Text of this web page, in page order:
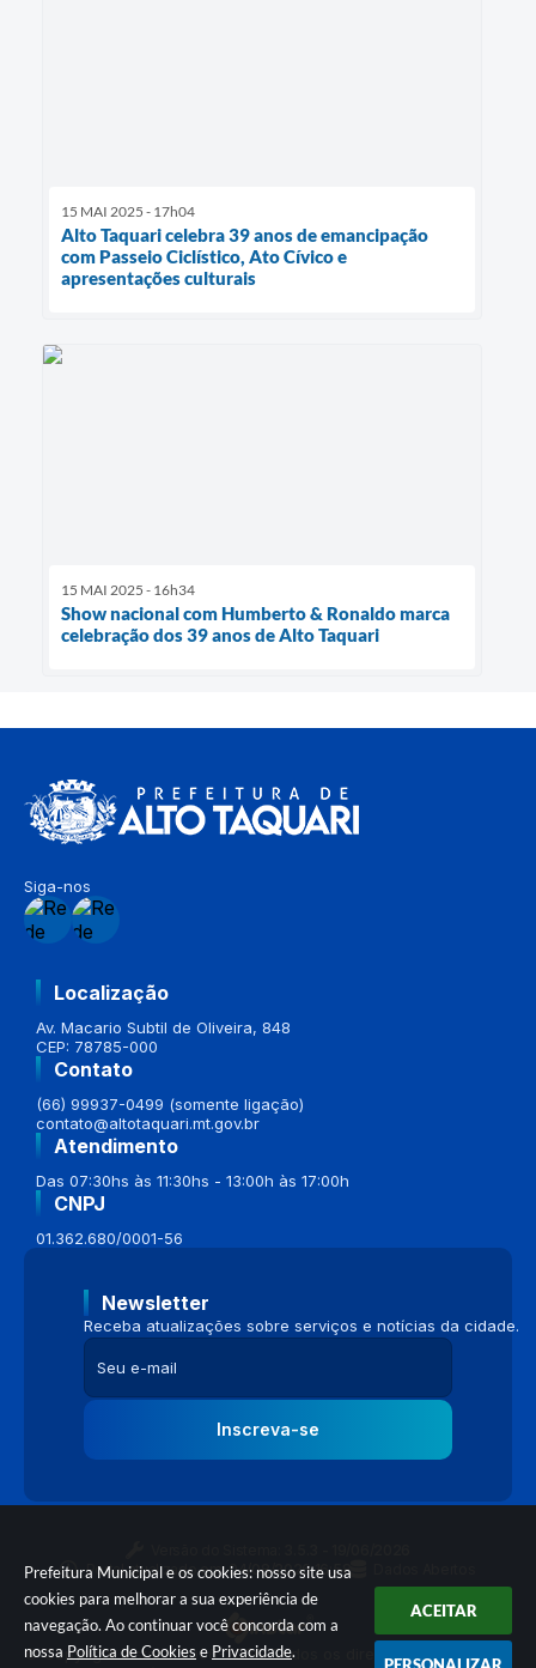
Prefeitura Municipal e os cookies: nosso site usa
cookies para melhorar a sua experiência de
navegação. Ao continuar você concorda com a
nossa Política de Cookies e Privacidade.
ACEITAR
15 MAI 2025 - 17h04
Alto Taquari celebra 39 anos de emancipação
com Passeio Ciclístico, Ato Cívico e
apresentações culturais
15 MAI 2025 - 16h34
Show nacional com Humberto & Ronaldo marca
celebração dos 39 anos de Alto Taquari
Siga-nos
Localização
Av. Macario Subtil de Oliveira, 848
CEP: 78785-000
Contato
(66) 99937-0499 (somente ligação)
contato@altotaquari.mt.gov.br
Atendimento
Das 07:30hs às 11:30hs - 13:00h às 17:00h
CNPJ
01.362.680/0001-56
Newsletter
Receba atualizações sobre serviços e notícias da cidade.
Inscreva-se
Portal atualizado em:04/08/2026 16:58
© Copyright Instar - 2006-2026. Todos os direitos reservados -